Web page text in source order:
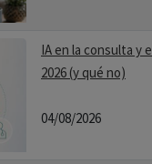
IA en la consulta y
2026 (y qué no)
04/08/2026